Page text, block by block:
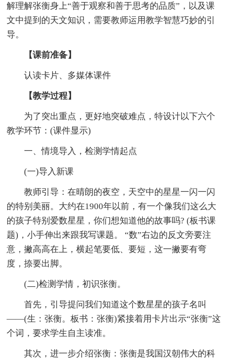
解理解张衡身上“善于观察和善于思考的品质”，以及课
文中提到的天文知识，需要教师运用教学智慧巧妙的引
导。
【课前准备】
认读卡片、多媒体课件
【教学过程】
为了突出重点，更好地突破难点，特设计以下六个
教学环节：(课件显示)
一、情境导入，检测学情起点
(一)导入新课
教师引导：在晴朗的夜空，天空中的星星一闪一闪
的特别美丽。大约在1900年以前，有一个像我们这么大
的孩子特别爱数星星，你们想知道他的故事吗? (板书课
题)，小手伸出来跟我写课题。 “数”右边的反文旁要注
意，撇高高在上，横起笔要低、要短，这一撇要有弯
度，捺要出脚。
(二)检测学情，初识张衡。
首先，引导提问我们知道这个数星星的孩子名叫
——(生：张衡。板书：张衡)紧接着用卡片出示“张衡”这
个词，要求学生自主读准。
其次，进一步介绍张衡：张衡是我国汉朝伟大的科